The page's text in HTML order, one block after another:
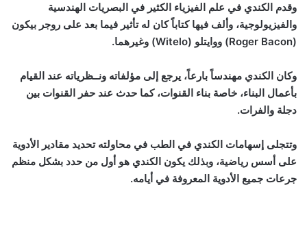
وقدم الكندي في علم الفيزياء الكثير في البصريات الهندسية
والفيزيولوجية، وألف فيها كتاباً كان له تأثير فيما بعد على روجر بيكون
(Roger Bacon) ووايتلو (Witelo) وغيرهما.
وكان الكندي مهندساً بارعاً، يرجع إلى مؤلفاته ونــظرياته عند القيام
بأعمال البناء، خاصة بناء القنوات، كما حدث عند حفر القنوات بين
دجلة والفرات.
وتتجلى إسهامات الكندي في الطب في محاولته تحديد مقادير الأدوية
على أسس رياضية، وبذلك يكون الكندي هو أول من حدد بشكل منظم
جرعات جميع الأدوية المعروفة في أيامه.